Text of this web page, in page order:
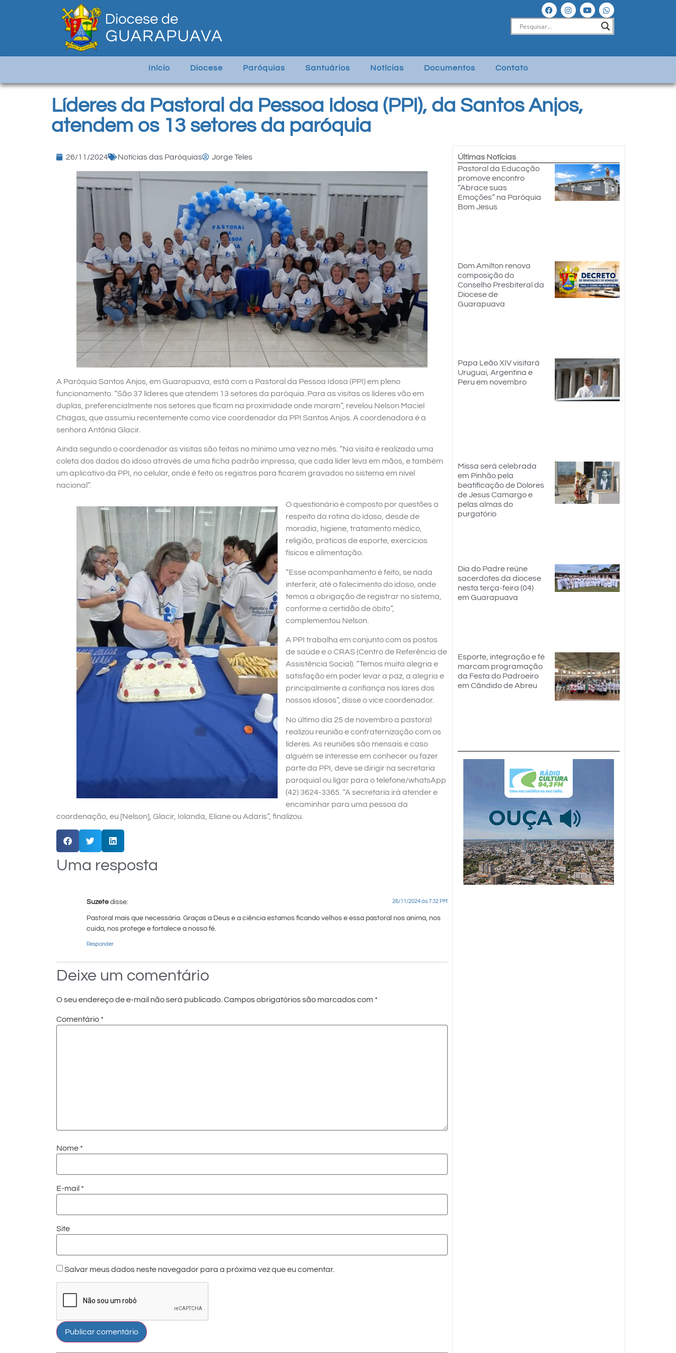
Início Diocese Paróquias Santuários Notícias Documentos Contato
Líderes da Pastoral da Pessoa Idosa (PPI), da Santos Anjos,
atendem os 13 setores da paróquia
26/11/2024 Notícias das Paróquias Jorge Teles
A Paróquia Santos Anjos, em Guarapuava, está com a Pastoral da Pessoa Idosa (PPI) em pleno
funcionamento. “São 37 líderes que atendem 13 setores da paróquia. Para as visitas os líderes vão em
duplas, preferencialmente nos setores que ficam na proximidade onde moram”, revelou Nelson Maciel
Chagas, que assumiu recentemente como vice coordenador da PPI Santos Anjos. A coordenadora é a
senhora Antônia Glacir.
Ainda segundo o coordenador as visitas são feitas no mínimo uma vez no mês. “Na visita é realizada uma
coleta dos dados do idoso através de uma ficha padrão impressa, que cada líder leva em mãos, e também
um aplicativo da PPI, no celular, onde é feito os registros para ficarem gravados no sistema em nível
nacional”.
O questionário é composto por questões a
respeito da rotina do idoso, desde de
moradia, higiene, tratamento médico,
religião, práticas de esporte, exercícios
físicos e alimentação.
“Esse acompanhamento é feito, se nada
interferir, até o falecimento do idoso, onde
temos a obrigação de registrar no sistema,
conforme a certidão de óbito”,
complementou Nelson.
A PPI trabalha em conjunto com os postos
de saúde e o CRAS (Centro de Referência de
Assistência Social). “Temos muita alegria e
satisfação em poder levar a paz, a alegria e
principalmente a confiança nos lares dos
nossos idosos”, disse o vice coordenador.
No último dia 25 de novembro a pastoral
realizou reunião e confraternização com os
líderes. As reuniões são mensais e caso
alguém se interesse em conhecer ou fazer
parte da PPI, deve se dirigir na secretaria
paroquial ou ligar para o telefone/whatsApp
(42) 3624-3365. “A secretaria irá atender e
encaminhar para uma pessoa da
coordenação, eu [Nelson], Glacir, Iolanda, Eliane ou Adaris”, finalizou.
Uma resposta
Suzete disse: 26/11/2024 às 7:32 PM
Pastoral mais que necessária. Graças a Deus e a ciência estamos ficando velhos e essa pastoral nos anima, nos
cuida, nos protege e fortalece a nossa fé.
Responder
Deixe um comentário
O seu endereço de e-mail não será publicado. Campos obrigatórios são marcados com *
Comentário *
Nome *
E-mail *
Site
Salvar meus dados neste navegador para a próxima vez que eu comentar.
Últimas Notícias
Pastoral da Educação
promove encontro
“Abrace suas
Emoções” na Paróquia
Bom Jesus
Dom Amilton renova
composição do
Conselho Presbiteral da
Diocese de
Guarapuava
Papa Leão XIV visitará
Uruguai, Argentina e
Peru em novembro
Missa será celebrada
em Pinhão pela
beatificação de Dolores
de Jesus Camargo e
pelas almas do
purgatório
Dia do Padre reúne
sacerdotes da diocese
nesta terça-feira (04)
em Guarapuava
Esporte, integração e fé
marcam programação
da Festa do Padroeiro
em Cândido de Abreu